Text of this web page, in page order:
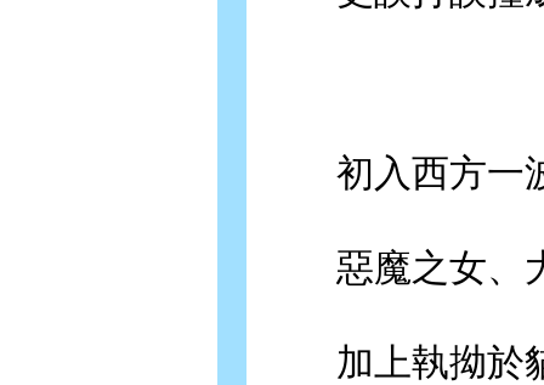
初入西方一波
惡魔之女、大
加上執拗於貓